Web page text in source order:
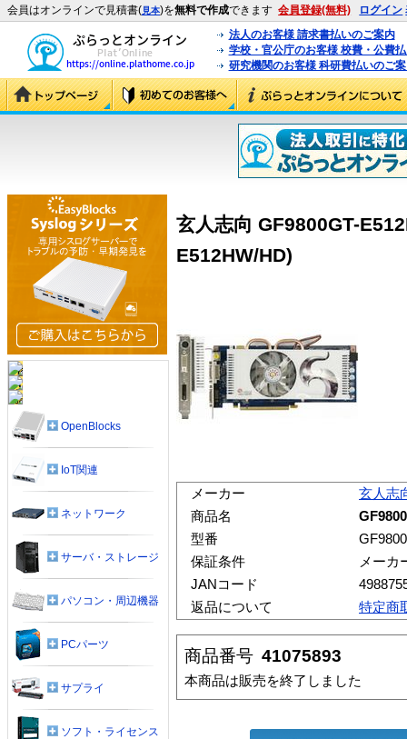
会員はオンラインで見積書(見本)を無料で作成できます 会員登録(無料) ログイン
法人のお客様 請求書払いのご案内
学校・官公庁のお客様 校費・公費
研究機関のお客様 科研費払いのご
玄人志向 GF9800GT-
E512HW/HD)
メーカー
玄人志
商品名
型番
保証条件
メーカ
JANコード
返品について
特定商
商品番号 41075893
本商品は販売を終了しました
OpenBlocks
IoT関連
ネットワーク
サーバ・ストレージ
パソコン・周辺機器
PCパーツ
サプライ
ソフト・ライセンス